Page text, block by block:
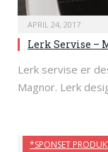
APRIL 24, 2017
Lerk Servise –
Lerk servise er
Magnor. Lerk
*SPONSET